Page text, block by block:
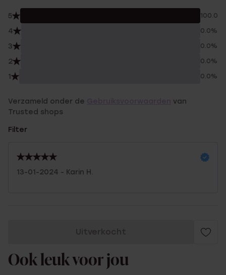
5 100.0%
4 0.0%
3 0.0%
2 0.0%
1 0.0%
Verzameld onder de
van
Trusted shops
Filter
13-01-2024 - Karin H.
Uitverkocht
Ook leuk voor jou